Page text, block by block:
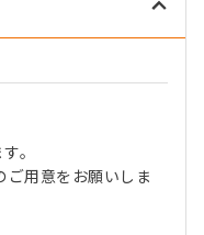
。
用意をお願いしま